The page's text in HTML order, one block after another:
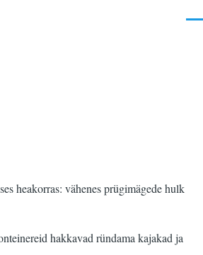
heakorras: vähenes prügimägede hulk
hakkavad ründama kajakad ja